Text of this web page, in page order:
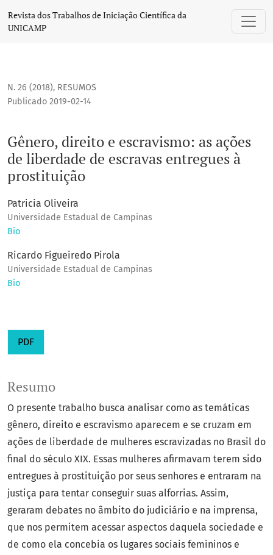
Gênero, direito e escravismo: as ações de liberdade de
Revista dos Trabalhos de Iniciação Científica da
UNICAMP
N. 26 (2018), RESUMOS
Gênero, direito e escravismo: as ações
de liberdade de escravas entregues à
prostituição
Publicado 2019-02-14
Patricia Oliveira
Universidade Estadual de Campinas
Bio
Ricardo Figueiredo Pirola
Universidade Estadual de Campinas
Bio
PDF
Resumo
O presente trabalho busca analisar como as temáticas
gênero, direito e escravismo aparecem e se cruzam em
ações de liberdade de mulheres escravizadas no Brasil do
final do século XIX. Essas mulheres afirmavam terem sido
entregues à prostituição por seus senhores e entraram na
justiça para tentar conseguir suas alforrias. Assim,
geraram debates no âmbito do judiciário e na imprensa,
que nos permitem acessar aspectos daquela sociedade e
de como ela concebia os lugares sociais femininos e